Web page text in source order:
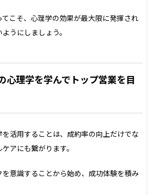
こそ、心理学の効果が最大限に発揮され
うにしましょう。
心理学を学んでトップ営業を目
活用することは、成約率の向上だけでな
アにも繋がります。
を意識することから始め、成功体験を積み